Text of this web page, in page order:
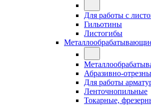
Для работы с
Гильотины
Листогибы
Абразивно-
Для работы
Ленточнопильные
Токарные,